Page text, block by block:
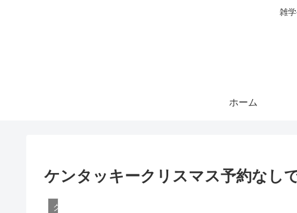
雑
ホーム
ケンタッキークリスマス予約なし
グルメ